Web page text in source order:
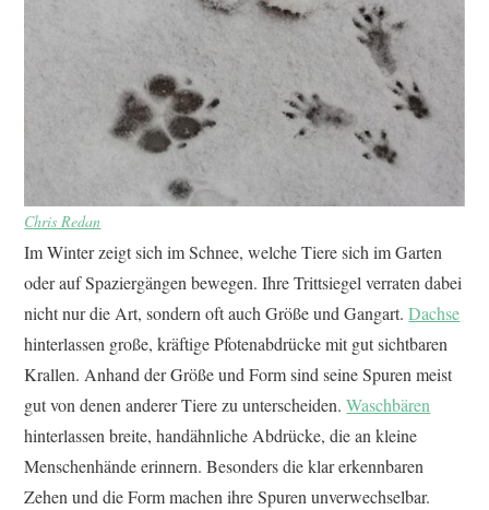
Chris Redan
Im Winter zeigt sich im Schnee, welche Tiere sich im Garten
oder auf Spaziergängen bewegen. Ihre Trittsiegel verraten dabei
nicht nur die Art, sondern oft auch Größe und Gangart.Dachse
hinterlassen große, kräftige Pfotenabdrücke mit gut sichtbaren
Krallen. Anhand der Größe und Form sind seine Spuren meist
gut von denen anderer Tiere zu unterscheiden.Waschbären
hinterlassen breite, handähnliche Abdrücke, die an kleine
Menschenhände erinnern. Besonders die klar erkennbaren
Zehen und die Form machen ihre Spuren unverwechselbar.